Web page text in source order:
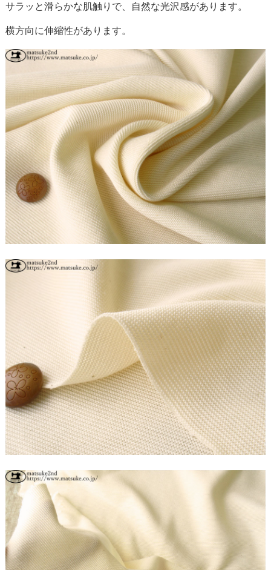
サラッと滑らかな肌触りで、自然な光沢感があります。
横方向に伸縮性があります。